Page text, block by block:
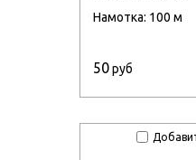
Намотка: 100 м
50руб